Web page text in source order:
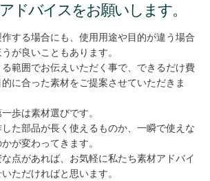
ドバイスをお願いします。
する場合にも、使用用途や目的が違う場合
が良いこともあります。
範囲でお伝えいただく事で、できるだけ費
に合った素材をご提案させていただきま
歩は素材選びです。
た部品が長く使えるものか、一瞬で使えな
が変わってきます。
点があれば、お気軽に私たち素材アドバイ
ただければと思います。